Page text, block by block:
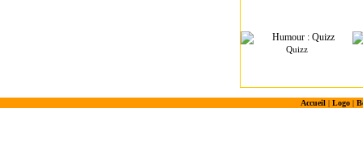
Quizz
Accueil| Logo|